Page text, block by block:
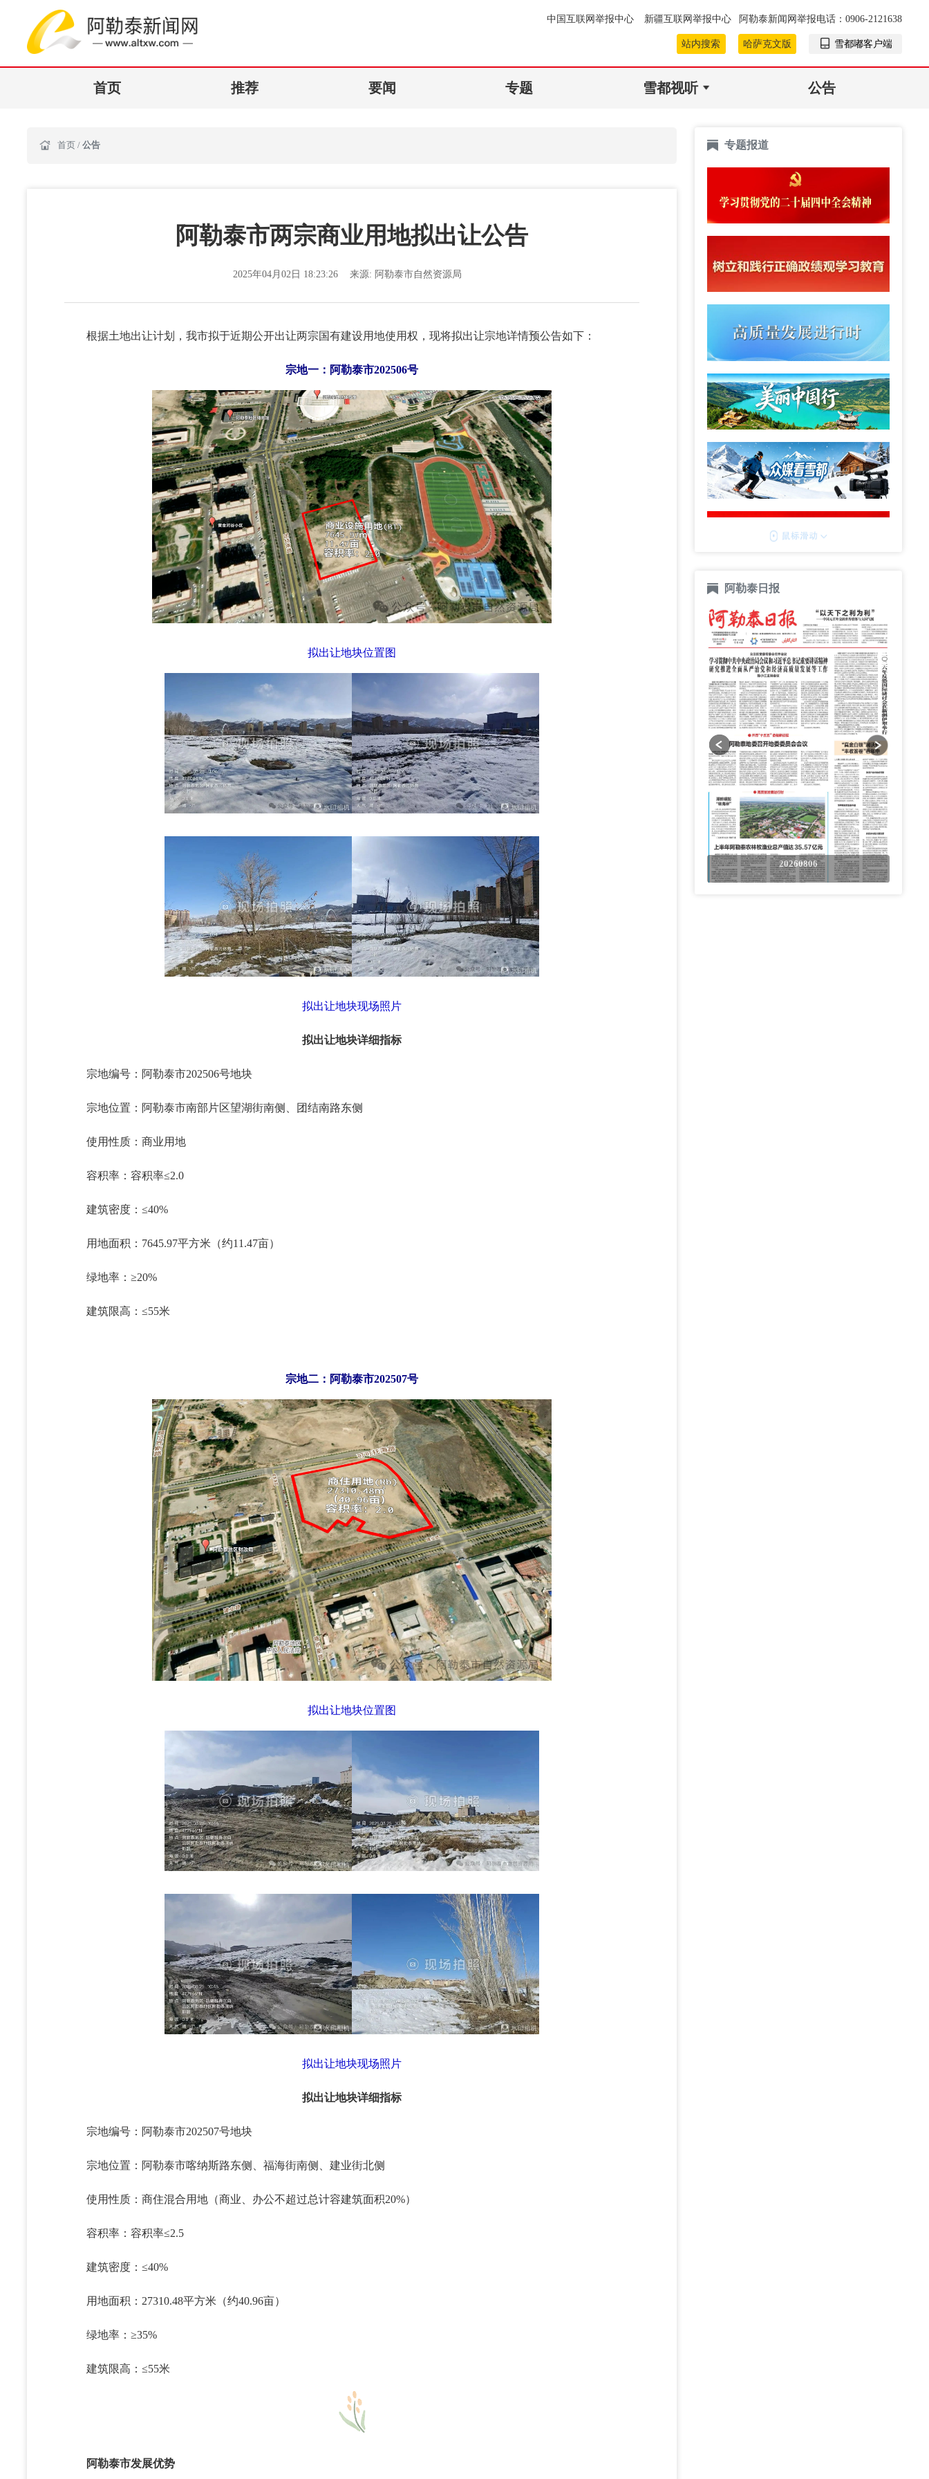
中国互联网举报中心 新疆互联网举报中心 阿勒泰新闻网举报电话：0906-2121638
站内搜索 哈萨克文版 雪都嘟客户端
首页 推荐 要闻 专题 雪都视听 公告
首页 / 公告
阿勒泰市两宗商业用地拟出让公告
2025年04月02日 18:23:26 来源: 阿勒泰市自然资源局
根据土地出让计划，我市拟于近期公开出让两宗国有建设用地使用权，现将拟出让宗地详情预公告如下：
宗地一：阿勒泰市202506号
拟出让地块位置图
拟出让地块现场照片
拟出让地块详细指标
宗地编号：阿勒泰市202506号地块
宗地位置：阿勒泰市南部片区望湖街南侧、团结南路东侧
使用性质：商业用地
容积率：容积率≤2.0
建筑密度：≤40%
用地面积：7645.97平方米（约11.47亩）
绿地率：≥20%
建筑限高：≤55米
宗地二：阿勒泰市202507号
拟出让地块位置图
拟出让地块现场照片
拟出让地块详细指标
宗地编号：阿勒泰市202507号地块
宗地位置：阿勒泰市喀纳斯路东侧、福海街南侧、建业街北侧
使用性质：商住混合用地（商业、办公不超过总计容建筑面积20%）
容积率：容积率≤2.5
建筑密度：≤40%
用地面积：27310.48平方米（约40.96亩）
绿地率：≥35%
建筑限高：≤55米
阿勒泰市发展优势
专题报道
阿勒泰日报
20260806